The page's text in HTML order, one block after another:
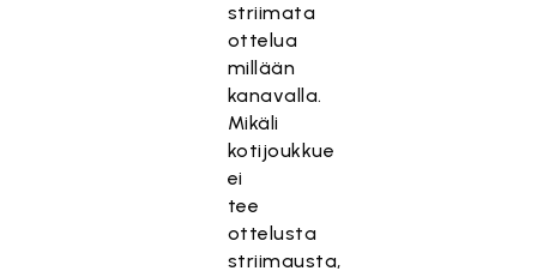
striimata
ottelua
millään
kanavalla.
Mikäli
kotijoukkue
ei
tee
ottelusta
striimausta,